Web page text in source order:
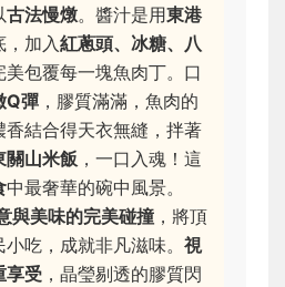
古法慢燉。醬汁是用東港
，加入紅蔥頭、冰糖、八
包覆每一塊魚肉丁。口
Q彈 ，膠質滿滿，魚肉的
香結合得天衣無縫，拌著
關山米飯 ，一口入魂！這
中最奢華的碗中風景。
與美味的完美碰撞 ，將頂
吃，成就非凡滋味。 視
享受 ，晶瑩剔透的膠質閃